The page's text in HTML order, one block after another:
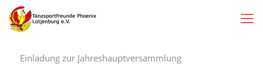
Einladung zur Jahreshauptversammlung